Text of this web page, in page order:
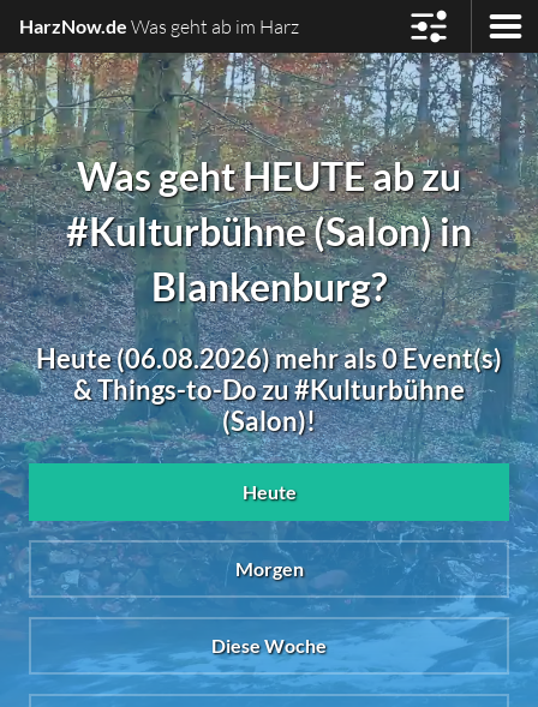
HarzNow.de Was geht ab im Harz
Was geht HEUTE ab zu
#Kulturbühne (Salon) in
Blankenburg?
Heute (06.08.2026) mehr als 0 Event(s)
& Things-to-Do zu #Kulturbühne
(Salon)!
Heute
Morgen
Diese Woche